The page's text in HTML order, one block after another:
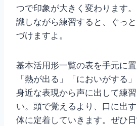
つで印象が大きく変わります
識しながら練習すると、ぐっ
づけますよ。
基本活用形一覧の表を手元に
「熱が出る」「においがする
身近な表現から声に出して練
い。頭で覚えるより、口に出
体に定着していきます。ぜひ